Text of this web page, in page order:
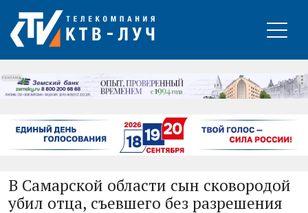
РЕКЛАМА
В Самарской области сын сковородой
убил отца, съевшего без разрешения